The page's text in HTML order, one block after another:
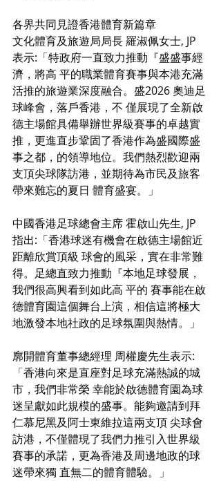
各界共同見證香港體育新篇章
文化體育及旅遊局局長 羅淑佩女士, JP
表示:「特政府一直致力推動『盛盛事經
濟，將高 平的職業體育賽事與本港充滿
活推的旅遊業深度融合。盛2026 奧迪足
球峰會，落戶香港，不 僅展現了全新啟
德主場館具備舉辦世界級賽事的卓越實
推，更進直步鞏固了香港作為盛國際盛
事之都，的領導地位。我們熱烈歡迎兩
支頂尖球隊訪港，並期待為市民及旅客
帶來難忘的夏日 體育盛宴。」
中國香港足球總會主席 霍啟山先生, JP
指出:「香港球迷有機會在啟德主場館近
距離欣賞頂級 球會的風采，實在非常難
得。足總直致力推動『本地足球發展，
我們很高興看到如此高 平的 賽事能在啟
德體育園這個舞台上演，相信這將極大
地激發本地社政的足球氛圍與熱情。」
廓開體育董事總經理 周權慶先生表示:
「香港向來是直座對足球充滿熱誠的城
市，我們非常榮 幸能於啟德體育園為球
迷呈獻如此規模的盛事。能夠邀請到拜
仁慕尼黑及阿士東維拉這兩支頂 尖球會
訪港，不僅體現了我們力推引入世界級
賽事的承諾，更為香港及周邊地政的球
迷帶來獨 直無二的體育體驗。」